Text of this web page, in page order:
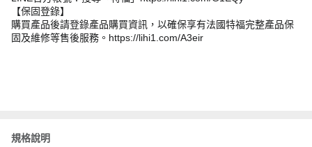
【保固登錄】
購買產品後請登錄產品購買資訊，以確保享有法國特福完整產品保
固及維修等售後服務。https://lihi1.com/A3eir
規格說明